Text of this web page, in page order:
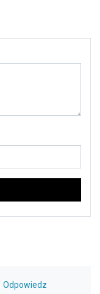
Odpowiedz